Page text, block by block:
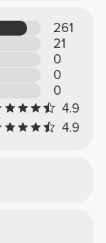
261
21
0
0
0
4.9
4.9